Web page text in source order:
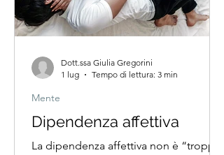
Dipendenza affettiva
La dipendenza affettiva non è “troppo
Mente
Dott.ssa Giulia Gregorini
1 lug
Tempo di lettura: 3 min